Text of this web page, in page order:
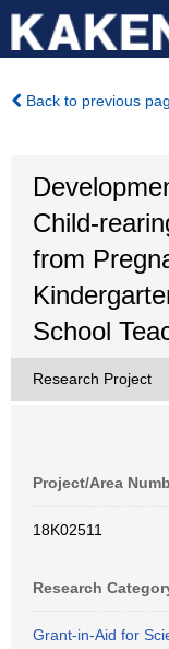
Back to previous
Child-
from
School
Research Project
Project/Area
18K02511
Research
Grant-in-Aid for